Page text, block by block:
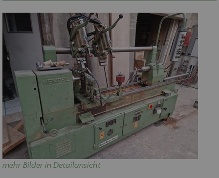
mehr Bilder in Detailansicht